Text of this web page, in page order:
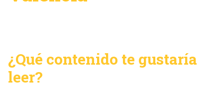
¿Qué contenido te gustaría
leer?